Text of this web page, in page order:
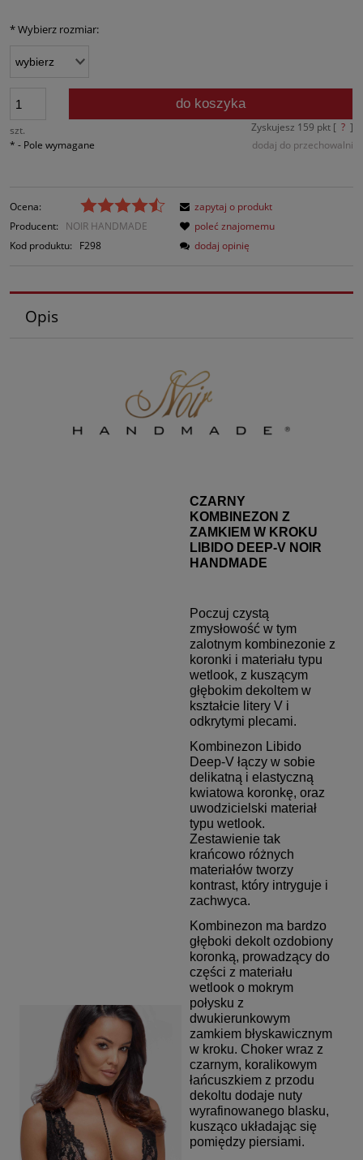
*Wybierz rozmiar:
szt.
do koszyka
Zyskujesz 159 pkt [ ? ]
dodaj do przechowalni
* - Pole wymagane
Ocena:
Producent:
NOIR HANDMADE
Kod produktu:
F298
zapytaj o produkt
poleć znajomemu
dodaj opinię
Opis
CZARNY
KOMBINEZON Z
ZAMKIEM W KROKU
LIBIDO DEEP-V NOIR
HANDMADE
Poczuj czystą
zmysłowość w tym
zalotnym kombinezonie z
koronki i materiału typu
wetlook, z kuszącym
głębokim dekoltem w
kształcie litery V i
odkrytymi plecami.
Kombinezon Libido
Deep-V łączy w sobie
delikatną i elastyczną
kwiatowa koronkę, oraz
uwodzicielski materiał
typu wetlook.
Zestawienie tak
krańcowo różnych
materiałów tworzy
kontrast, który intryguje i
zachwyca.
Kombinezon ma bardzo
głęboki dekolt ozdobiony
koronką, prowadzący do
części z materiału
wetlook o mokrym
połysku z
dwukierunkowym
zamkiem błyskawicznym
w kroku. Choker wraz z
czarnym, koralikowym
łańcuszkiem z przodu
dekoltu dodaje nuty
wyrafinowanego blasku,
kusząco układając się
pomiędzy piersiami.